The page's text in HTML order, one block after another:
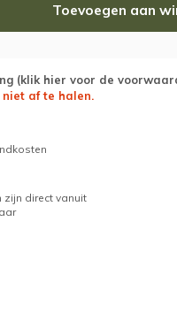
Toevoegen aan
(klik hier voor de
af te halen.
zijn direct vanuit